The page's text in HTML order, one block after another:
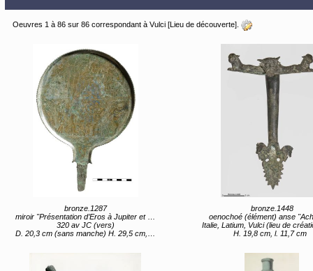
Oeuvres 1 à 86 sur 86 correspondant à Vulci [Lieu de découverte].
bronze.1287
miroir "Présentation d’Eros à Jupiter et Hélène et Agamemnon à Leuké"
320 av JC (vers)
D. 20,3 cm (sans manche) H. 29,5 cm, Poids 848 g (avec manche)
bronze.1448
oenochoé (élément) anse
Italie, Latium, Vulci (lieu de création) 1ère moitié 5e
H. 19,8 cm, l. 11,7 cm